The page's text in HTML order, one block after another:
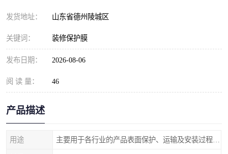
发货地址： 山东省德州陵城区
关键词： 装修保护膜
发布日期： 2026-08-06
阅 读 量： 46
产品描述
用途